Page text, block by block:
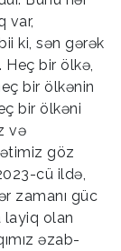
var,
ki, sən gərək
bir ölkə,
bir ölkənin
bir ölkəni
və
göz
cü ildə,
zamanı güc
layiq olan
əzab-